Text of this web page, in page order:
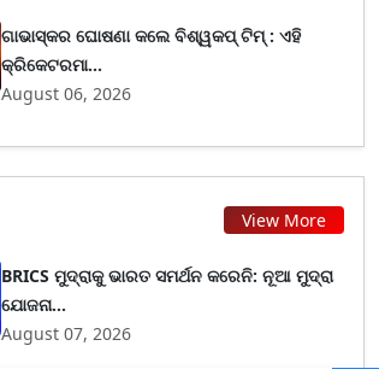
ଗାଭାସ୍କର ଘୋଷଣା କଲେ ବିଶ୍ୱକପ୍ ଟିମ୍ : ଏହି
କ୍ରିକେଟରମା...
August 06, 2026
View More
BRICS ମୁଦ୍ରାକୁ ଭାରତ ସମର୍ଥନ କରେନି: ନୂଆ ମୁଦ୍ରା
ଯୋଜନା...
August 07, 2026